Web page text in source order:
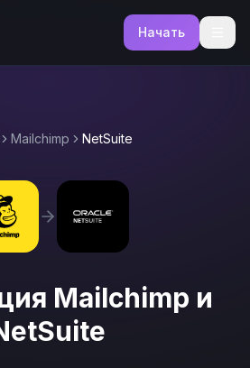
Начать
Mailchimp NetSuite
Mailchimp и